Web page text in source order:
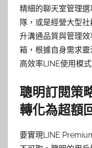
精細的聊天室管理
隊，或是經營大型
升溝通品質與管理
箱，根據自身需求
高效率LINE使用模式
聰明訂閱策
轉化為超額
要實現LINE